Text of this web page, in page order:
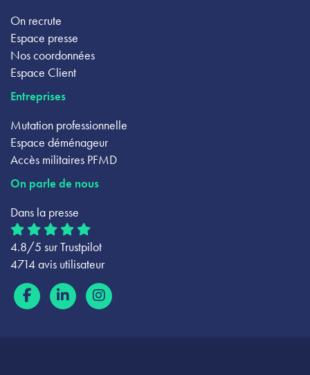
On recrute
Espace presse
Nos coordonnées
Espace Client
Entreprises
Mutation professionnelle
Espace déménageur
Accès militaires PFMD
On parle de nous
Dans la presse
4.8/5 sur Trustpilot
4714 avis utilisateur